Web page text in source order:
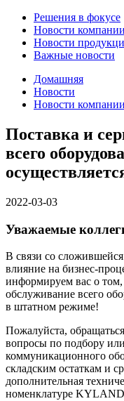
Решения в фокусе
Новости компании
Новости
Важные новости
Домашняя
Новости
Новости компании
Поставка и
всего
2022-03-03
Уважаемые
В связи со
влияние на бизнес-
информируем вас о том,
обслуживание всего
в штатном режиме!
Пожалуйста,
вопросы по подбору
коммуникационного
складским остаткам и
дополнительная
номенклатуре